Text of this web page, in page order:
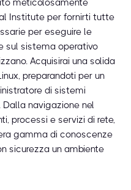
meticolosamente
Institute per fornirti tutte
per eseguire le
sul sistema operativo
Acquisirai una solida
preparandoti per un
di sistemi
navigazione nel
processi e servizi di rete,
gamma di conoscenze
sicurezza un ambiente